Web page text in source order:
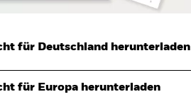
für Deutschland herunterladen
für Europa herunterladen